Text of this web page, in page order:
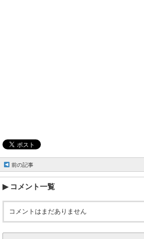
前の記事
コメント一覧
コメントはまだありません